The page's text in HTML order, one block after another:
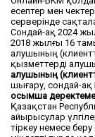
есептер мен
серверінде
Сондай-ақ 2024
2018 жылғы 16
алушының
қызметтерді
алушының
шығару, сондай-ақ
қосымша
Қазақстан
айырысулар
тіркеу немесе